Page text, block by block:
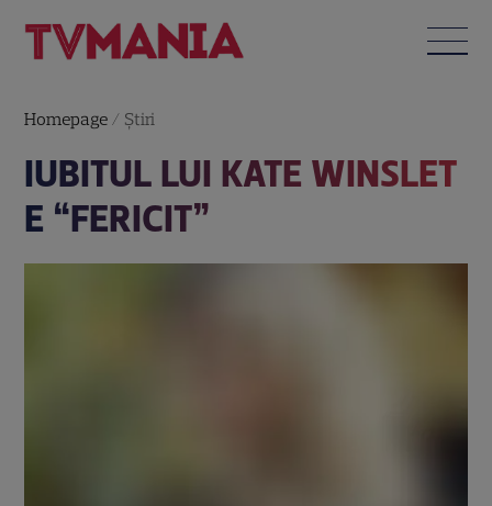
Homepage / Știri
IUBITUL LUI KATE WINSLET
E “FERICIT”